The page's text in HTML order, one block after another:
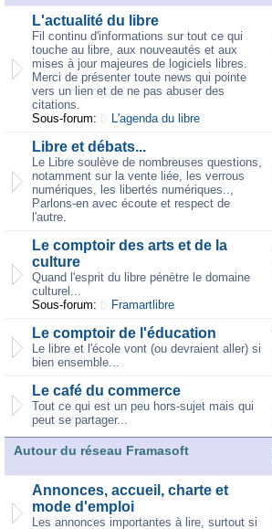
L'actualité du libre
Fil continu d'informations sur tout ce qui
touche au libre, aux nouveautés et aux
mises à jour majeures de logiciels libres.
Merci de présenter toute news qui pointe
vers un lien et de ne pas abuser des
citations.
Sous-forum:
L'agenda du libre
Libre et débats...
Le Libre soulève de nombreuses questions,
notamment sur la vente liée, les verrous
numériques, les libertés numériques..,
Parlons-en avec écoute et respect de
l'autre.
Le comptoir des arts et de la
culture
Quand l'esprit du libre pénètre le domaine
culturel...
Sous-forum:
Framartlibre
Le comptoir de l'éducation
Le libre et l'école vont (ou devraient aller) si
bien ensemble...
Le café du commerce
Tout ce qui est un peu hors-sujet mais qui
peut se partager...
Autour du réseau Framasoft
Annonces, accueil, charte et
mode d'emploi
Les annonces importantes à lire, surtout si